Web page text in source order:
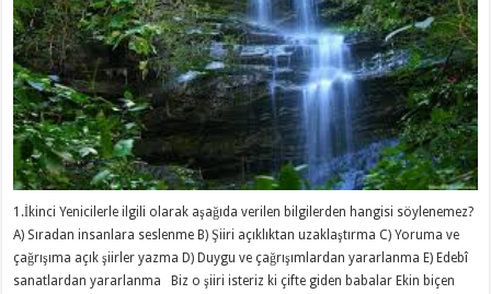
1.İkinci Yenicilerle ilgili olarak aşağıda verilen bilgilerden hangisi söylenemez?
A) Sıradan insanlara seslenme B) Şiiri açıklıktan uzaklaştırma C) Yoruma ve
çağrışıma açık şiirler yazma D) Duygu ve çağrışımlardan yararlanma E) Edebî
sanatlardan yararlanma Biz o şiiri isteriz ki çifte giden babalar Ekin biçen